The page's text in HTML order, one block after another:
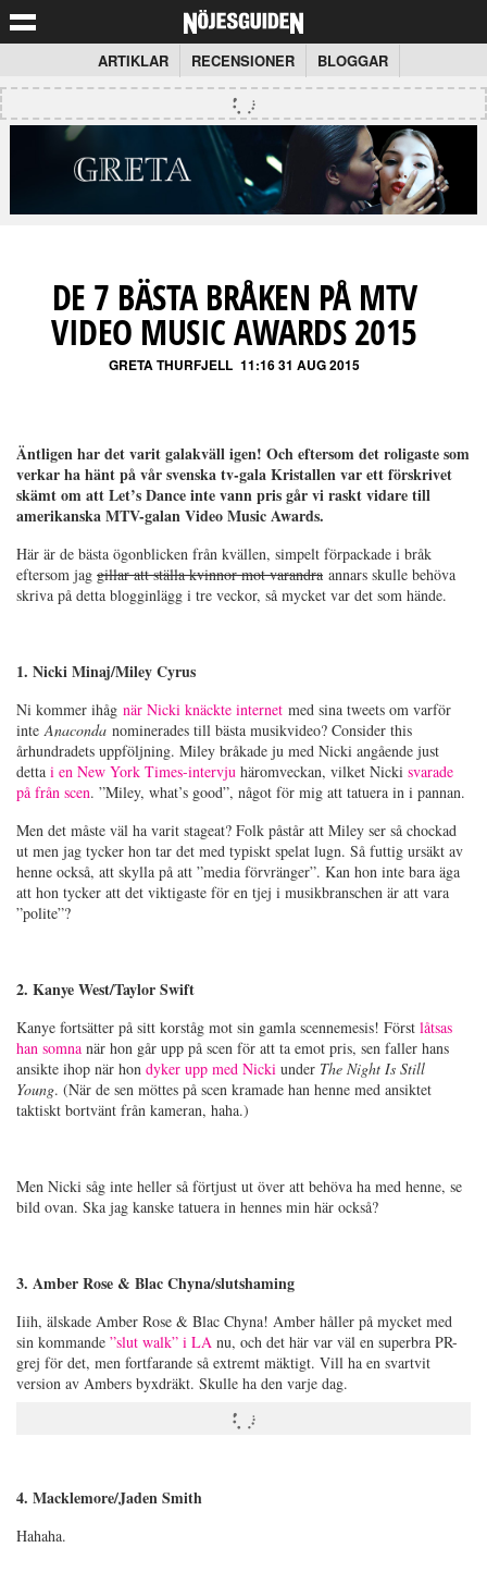
ARTIKLAR RECENSIONER BLOGGAR
DE 7 BÄSTA BRÅKEN PÅ MTV
VIDEO MUSIC AWARDS 2015
GRETA THURFJELL 11:16 31 AUG 2015
Äntligen har det varit galakväll igen! Och eftersom det roligaste som
verkar ha hänt på vår svenska tv-gala Kristallen var ett förskrivet
skämt om att Let’s Dance inte vann pris går vi raskt vidare till
amerikanska MTV-galan Video Music Awards.
Här är de bästa ögonblicken från kvällen, simpelt förpackade i bråk
eftersom jag gillar att ställa kvinnor mot varandra annars skulle behöva
skriva på detta blogginlägg i tre veckor, så mycket var det som hände.
1. Nicki Minaj/Miley Cyrus
Ni kommer ihåg när Nicki knäckte internet med sina tweets om varför
inteAnaconda nominerades till bästa musikvideo? Consider this
århundradets uppföljning. Miley bråkade ju med Nicki angående just
detta i en New York Times-intervju häromveckan, vilket Nicki svarade
på från scen. ”Miley, what’s good”, något för mig att tatuera in i pannan.
Men det måste väl ha varit stageat? Folk påstår att Miley ser så chockad
ut men jag tycker hon tar det med typiskt spelat lugn. Så futtig ursäkt av
henne också, att skylla på att ”media förvränger”. Kan hon inte bara äga
att hon tycker att det viktigaste för en tjej i musikbranschen är att vara
”polite”?
2. Kanye West/Taylor Swift
Kanye fortsätter på sitt korståg mot sin gamla scennemesis! Först låtsas
han somna när hon går upp på scen för att ta emot pris, sen faller hans
ansikte ihop när hon dyker upp med Nicki under The Night Is Still
Young. (När de sen möttes på scen kramade han henne med ansiktet
taktiskt bortvänt från kameran, haha.)
Men Nicki såg inte heller så förtjust ut över att behöva ha med henne, se
bild ovan. Ska jag kanske tatuera in hennes min här också?
3. Amber Rose & Blac Chyna/slutshaming
Iiih, älskade Amber Rose & Blac Chyna! Amber håller på mycket med
sin kommande ”slut walk” i LA nu, och det här var väl en superbra PR-
grej för det, men fortfarande så extremt mäktigt. Vill ha en svartvit
version av Ambers byxdräkt. Skulle ha den varje dag.
4. Macklemore/Jaden Smith
Hahaha.